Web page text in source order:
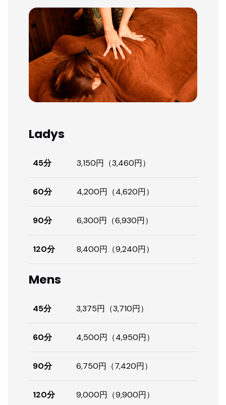
Ladys
45分 3,150円（3,460円）
60分 4,200円（4,620円）
90分 6,300円（6,930円）
120分 8,400円（9,240円）
Mens
45分 3,375円（3,710円）
60分 4,500円（4,950円）
90分 6,750円（7,420円）
120分 9,000円（9,900円）